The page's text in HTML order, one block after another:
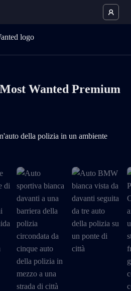
Wanted Premium
della polizia in un ambiente